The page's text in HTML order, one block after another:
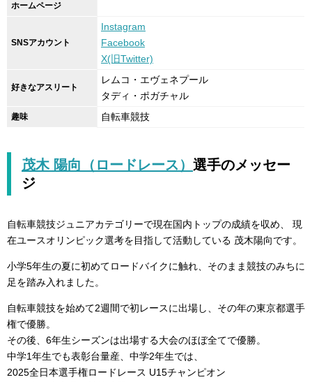
ホームページ
SNSアカウント
Instagram
Facebook
X(旧Twitter)
好きなアスリート
レムコ・エヴェネプール
タディ・ポガチャル
趣味 自転車競技
茂木 陽向（ロードレース） 選手のメッセー
ジ
自転車競技ジュニアカテゴリーで現在国内トップの成績を収め、 現
在ユースオリンピック選考を目指して活動している 茂木陽向です。
小学5年生の夏に初めてロードバイクに触れ、そのまま競技のみちに
足を踏み入れました。
自転車競技を始めて2週間で初レースに出場し、その年の東京都選手
権で優勝。
その後、6年生シーズンは出場する大会のほぼ全てで優勝。
中学1年生でも表彰台量産、中学2年生では、
2025全日本選手権ロードレース U15チャンピオン